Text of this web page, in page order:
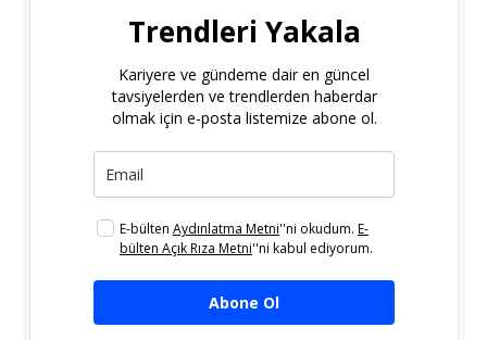
Trendleri Yakala
Kariyere ve gündeme dair en güncel
tavsiyelerden ve trendlerden haberdar
olmak için e-posta listemize abone ol.
E-bülten Aydınlatma Metni''ni okudum. E-
bülten Açık Rıza Metni''ni kabul ediyorum.
Abone Ol